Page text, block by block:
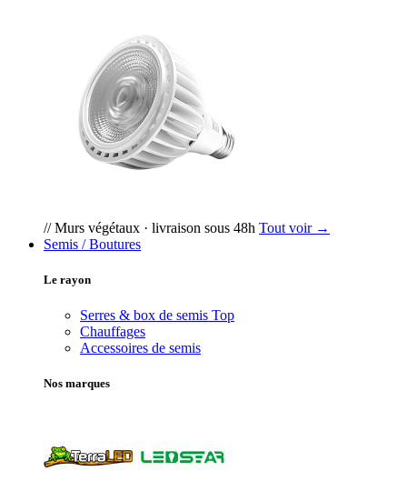
// Murs végétaux · livraison sous 48h Tout voir →
Semis / Boutures
Le rayon
Serres & box de semis Top
Chauffages
Accessoires de semis
Nos marques